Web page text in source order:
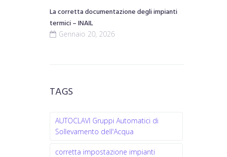
La corretta documentazione degli impianti
termici – INAIL
Gennaio 20, 2026
TAGS
AUTOCLAVI Gruppi Automatici di
Sollevamento dell'Acqua
corretta impostazione impianti